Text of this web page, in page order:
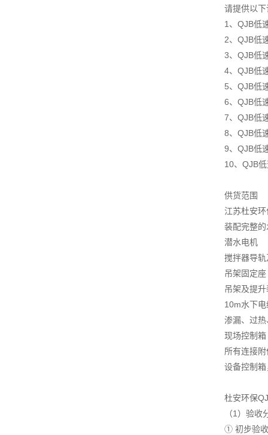
请提供以
1、QJB低
2、QJB低
3、QJB低
4、QJB低
5、QJB低
6、QJB低
7、QJB低
8、QJB低
9、QJB低
10、QJB
供货范围
江苏杜安
装配完整
潜水电机
搅拌器导
吊架固定座
吊架及提
10m水下
渗漏、过
现场控制
所有连接
设备控制
杜安环保
（1）验
① 初步验收